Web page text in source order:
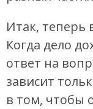
Итак, теперь
Когда дело
ответ на
зависит
в том, чтобы